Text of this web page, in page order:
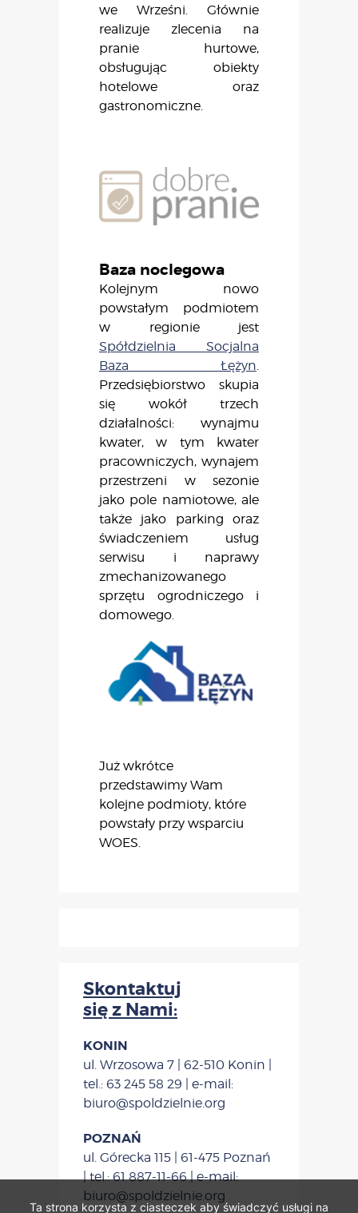
we Wrześni. Głównie
realizuje zlecenia na
pranie hurtowe,
obsługując obiekty
hotelowe oraz
gastronomiczne.
Baza noclegowa
Kolejnym nowo
powstałym podmiotem
w regionie jest
Spółdzielnia Socjalna
Baza Łężyn.
Przedsiębiorstwo skupia
się wokół trzech
działalności: wynajmu
kwater, w tym kwater
pracowniczych, wynajem
przestrzeni w sezonie
jako pole namiotowe, ale
także jako parking oraz
świadczeniem usług
serwisu i naprawy
zmechanizowanego
sprzętu ogrodniczego i
domowego.
Już wkrótce
przedstawimy Wam
kolejne podmioty, które
powstały przy wsparciu
WOES.
Skontaktuj
się z Nami:
KONIN
ul. Wrzosowa 7 | 62-510 Konin |
tel.: 63 245 58 29 | e-mail:
biuro@spoldzielnie.org
POZNAŃ
ul. Górecka 115 | 61-475 Poznań
| tel.: 61 887-11-66 | e-mail:
biuro@spoldzielnie.org
Ta strona korzysta z ciasteczek aby świadczyć usługi na